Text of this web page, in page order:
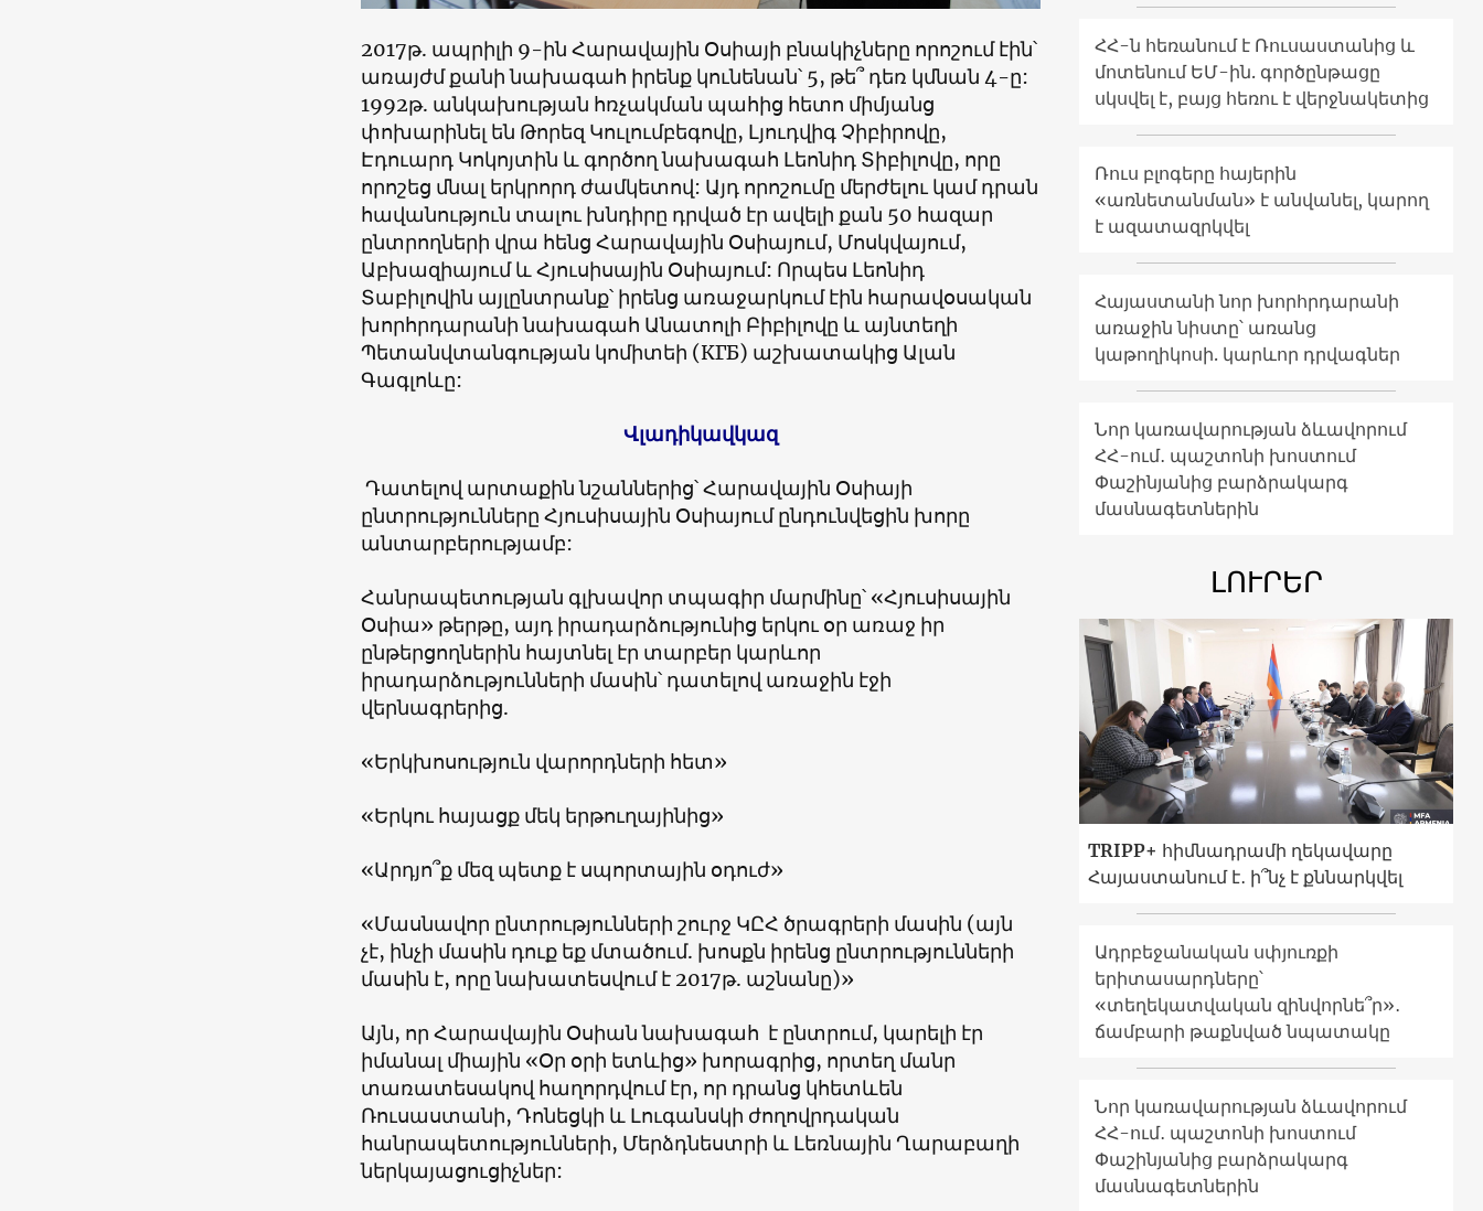
2017թ. ապրիլի 9-ին Հարավային Օսիայի բնակիչները որոշում էին՝
առայժմ քանի նախագահ իրենք կունենան՝ 5, թե՞ դեռ կմնան 4-ը:
1992թ. անկախության հռչակման պահից հետո միմյանց
փոխարինել են Թորեզ Կուլումբեգովը, Լյուդվիգ Չիբիրովը,
Էդուարդ Կոկոյտին և գործող նախագահ Լեոնիդ Տիբիլովը, որը
որոշեց մնալ երկրորդ ժամկետով: Այդ որոշումը մերժելու կամ դրան
հավանություն տալու խնդիրը դրված էր ավելի քան 50 հազար
ընտրողների վրա հենց Հարավային Օսիայում, Մոսկվայում,
Աբխազիայում և Հյուսիսային Օսիայում: Որպես Լեոնիդ
Տաբիլովին այլընտրանք՝ իրենց առաջարկում էին հարավօսական
խորհրդարանի նախագահ Անատոլի Բիբիլովը և այնտեղի
Պետանվտանգության կոմիտեի (КГБ) աշխատակից Ալան
Գագլոևը:
Վլադիկավկազ
Դատելով արտաքին նշաններից՝ Հարավային Օսիայի
ընտրությունները Հյուսիսային Օսիայում ընդունվեցին խորը
անտարբերությամբ:
Հանրապետության գլխավոր տպագիր մարմինը՝ «Հյուսիսային
Օսիա» թերթը, այդ իրադարձությունից երկու օր առաջ իր
ընթերցողներին հայտնել էր տարբեր կարևոր
իրադարձությունների մասին՝ դատելով առաջին էջի
վերնագրերից.
«Երկխոսություն վարորդների հետ»
«Երկու հայացք մեկ երթուղայինից»
«Արդյո՞ք մեզ պետք է սպորտային օդուժ»
«Մասնավոր ընտրությունների շուրջ ԿԸՀ ծրագրերի մասին (այն
չէ, ինչի մասին դուք եք մտածում. խոսքն իրենց ընտրությունների
մասին է, որը նախատեսվում է 2017թ. աշնանը)»
Այն, որ Հարավային Օսիան նախագահ է ընտրում, կարելի էր
իմանալ միային «Օր օրի ետևից» խորագրից, որտեղ մանր
տառատեսակով հաղորդվում էր, որ դրանց կհետևեն
Ռուսաստանի, Դոնեցկի և Լուգանսկի ժողովրդական
հանրապետությունների, Մերձդնեստրի և Լեռնային Ղարաբաղի
ներկայացուցիչներ:
ՀՀ-ն հեռանում է Ռուսաստանից և
մոտենում ԵՄ-ին. գործընթացը
սկսվել է, բայց հեռու է վերջնակետից
Ռուս բլոգերը հայերին
«առնետանման» է անվանել, կարող
է ազատազրկվել
Հայաստանի նոր խորհրդարանի
առաջին նիստը՝ առանց
կաթողիկոսի. կարևոր դրվագներ
Նոր կառավարության ձևավորում
ՀՀ-ում․ պաշտոնի խոստում
Փաշինյանից բարձրակարգ
մասնագետներին
ԼՈՒՐԵՐ
TRIPP+ հիմնադրամի ղեկավարը
Հայաստանում է․ ի՞նչ է քննարկվել
Ադրբեջանական սփյուռքի
երիտասարդները՝
«տեղեկատվական զինվորնե՞ր»․
ճամբարի թաքնված նպատակը
Նոր կառավարության ձևավորում
ՀՀ-ում․ պաշտոնի խոստում
Փաշինյանից բարձրակարգ
մասնագետներին